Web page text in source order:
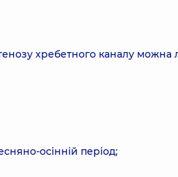
хребетного каналу
осінній період;